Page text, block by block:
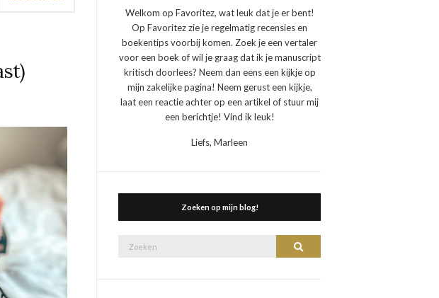
Welkom op Favoritez, wat leuk dat je er bent!
Op Favoritez zie je regelmatig recensies en
boekentips voorbij komen. Zoek je een vertaler
voor een boek of wil je graag dat ik je manuscript
kritisch doorlees? Neem dan eens een kijkje op
mijn zakelijke pagina! Neem gerust een kijkje,
laat een reactie achter op een artikel of stuur mij
een berichtje! Vind ik leuk!
Liefs, Marleen
Zoeken op mijn blog!
Zoek
Zoeken